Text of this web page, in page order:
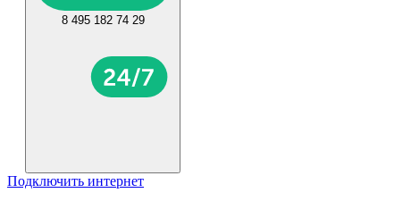
8 495 182 74 29
Подключить интернет